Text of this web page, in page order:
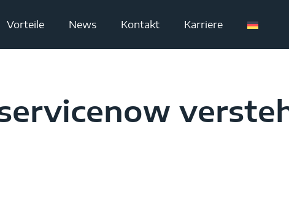
Vorteile News Kontakt Karriere